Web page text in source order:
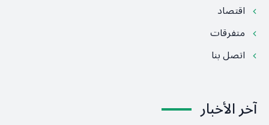
اقتصاد
متفرقات
اتصل بنا
آخر الأخبار